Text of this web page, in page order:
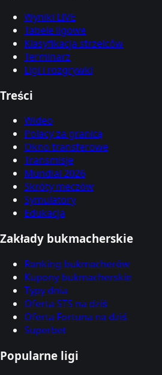
Wyniki LIVE
Tabele ligowe
Klasyfikacja strzelców
Terminarz
Ligi i rozgrywki
Treści
Wideo
Polacy za granicą
Okno transferowe
Transmisje
Mundial 2026
Skróty meczów
Symulatory
Edukacja
Zakłady bukmacherskie
Ranking bukmacherów
Kupony bukmacherskie
Typy dnia
Oferta STS na dziś
Oferta Fortuna na dziś
Superbet
Popularne ligi